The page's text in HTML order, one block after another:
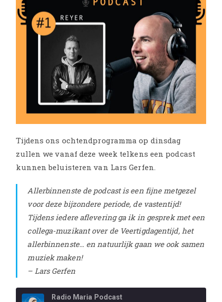
Tijdens ons ochtendprogramma op dinsdag
zullen we vanaf deze week telkens een podcast
kunnen beluisteren van Lars Gerfen.
Allerbinnenste de podcast is een fijne metgezel
voor deze bijzondere periode, de vastentijd!
Tijdens iedere aflevering ga ik in gesprek met een
collega-muzikant over de Veertigdagentijd, het
allerbinnenste… en natuurlijk gaan we ook samen
muziek maken!
– Lars Gerfen
Radio Maria Podcast